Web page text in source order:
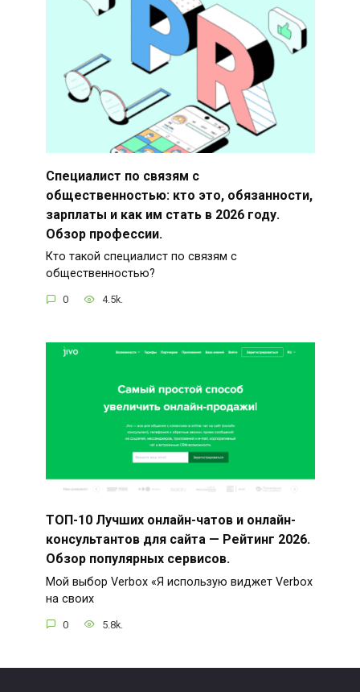
Специалист по связям с
общественностью: кто это, обязанности,
зарплаты и как им стать в 2026 году.
Обзор профессии.
Кто такой специалист по связям с
общественностью?
0 4.5k.
ТОП-10 Лучших онлайн-чатов и онлайн-
консультантов для сайта — Рейтинг 2026.
Обзор популярных сервисов.
Мой выбор Verbox «Я использую виджет Verbox
на своих
0 5.8k.